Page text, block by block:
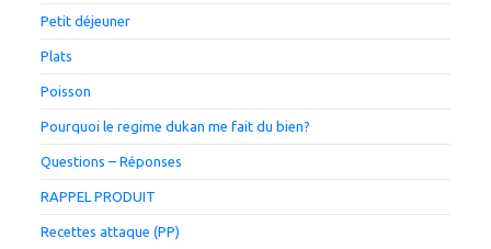
Petit déjeuner
Plats
Poisson
Pourquoi le regime dukan me fait du bien?
Questions – Réponses
RAPPEL PRODUIT
Recettes attaque (PP)